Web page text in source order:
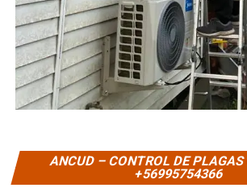
ANCUD – CONTROL DE PLAGAS
+56995754366